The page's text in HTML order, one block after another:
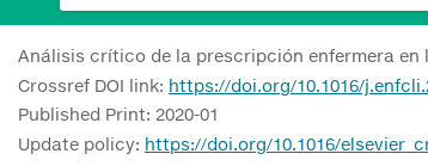
Análisis crítico de la prescripción enfermera en
Crossref DOI link: https://doi.org/10.1016/
Published Print: 2020-01
Update policy: https://doi.org/10.1016/